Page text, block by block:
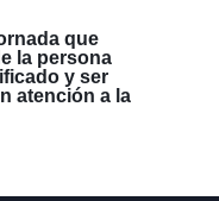
que
la persona
y ser
atención a la